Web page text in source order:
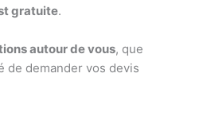
gratuite.
autour de vous, que
de demander vos devis